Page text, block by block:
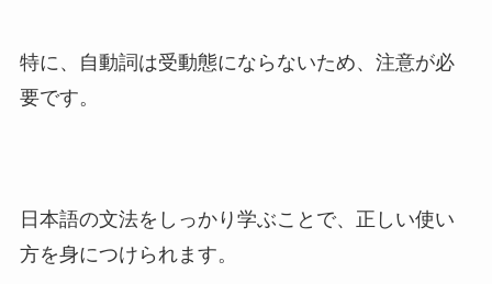
特に、自動詞は受動態にならないため、注意が必
要です。
日本語の文法をしっかり学ぶことで、正しい使い
方を身につけられます。